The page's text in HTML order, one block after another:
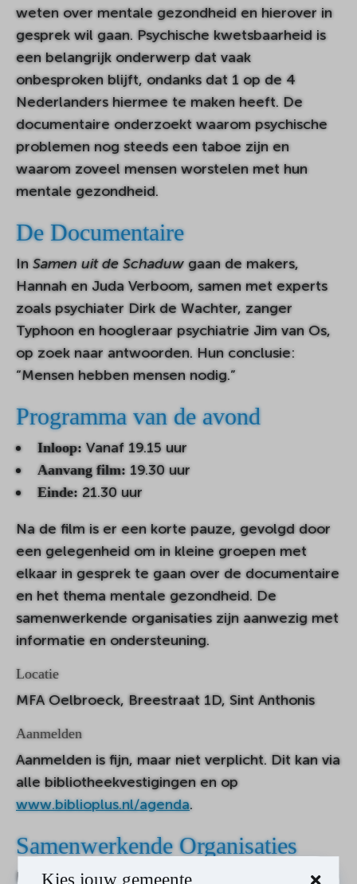
weten over mentale gezondheid en hierover in
gesprek wil gaan. Psychische kwetsbaarheid is
een belangrijk onderwerp dat vaak
onbesproken blijft, ondanks dat 1 op de 4
Nederlanders hiermee te maken heeft. De
documentaire onderzoekt waarom psychische
problemen nog steeds een taboe zijn en
waarom zoveel mensen worstelen met hun
mentale gezondheid.
De Documentaire
InSamen uit de Schaduwgaan de makers,
Hannah en Juda Verboom, samen met experts
zoals psychiater Dirk de Wachter, zanger
Typhoon en hoogleraar psychiatrie Jim van Os,
op zoek naar antwoorden. Hun conclusie:
“Mensen hebben mensen nodig.”
Programma van de avond
Inloop: Vanaf 19.15 uur
Aanvang film: 19.30 uur
Einde: 21.30 uur
Na de film is er een korte pauze, gevolgd door
een gelegenheid om in kleine groepen met
elkaar in gesprek te gaan over de documentaire
en het thema mentale gezondheid. De
samenwerkende organisaties zijn aanwezig met
informatie en ondersteuning.
Locatie
MFA Oelbroeck, Breestraat 1D, Sint Anthonis
Aanmelden
Aanmelden is fijn, maar niet verplicht. Dit kan via
alle bibliotheekvestigingen en op
www.biblioplus.nl/agenda.
Samenwerkende Organisaties
Deze avond is een samenwerking tussen
Kies jouw gemeente